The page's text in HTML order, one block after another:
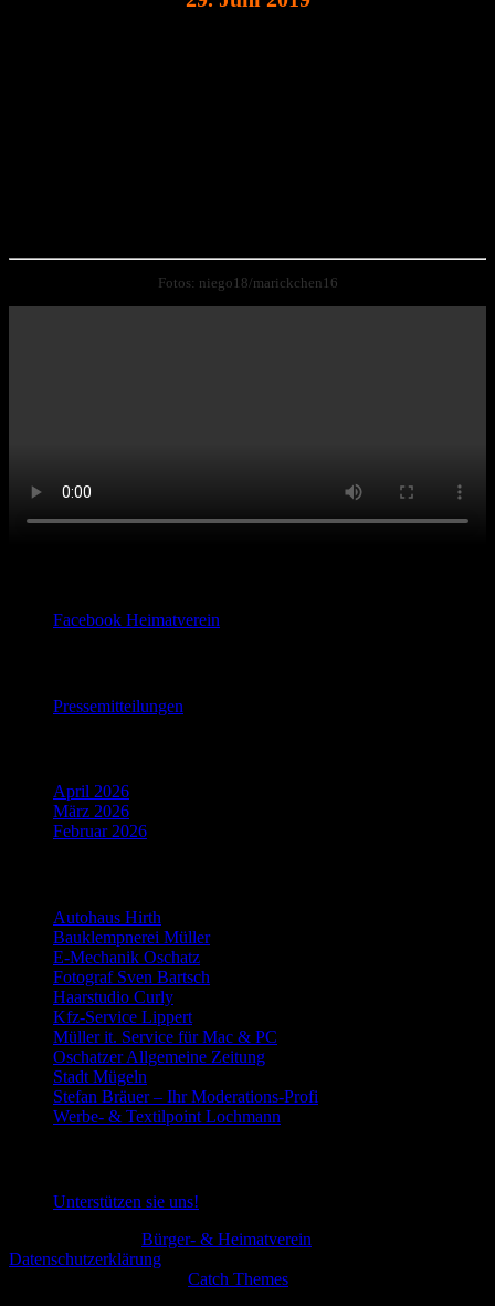
Fotos: niego18/marickchen16
Facebook Heimatverein
Pressemitteilungen
April 2026
März 2026
Februar 2026
Autohaus Hirth
Bauklempnerei Müller
E-Mechanik Oschatz
Fotograf Sven Bartsch
Haarstudio Curly
Kfz-Service Lippert
Müller it. Service für Mac & PC
Oschatzer Allgemeine Zeitung
Stadt Mügeln
Stefan Bräuer – Ihr Moderations-Profi
Werbe- & Textilpoint Lochmann
Unterstützen sie uns!
Bürger- & Heimatverein
Datenschutzerklärung
Catch Themes